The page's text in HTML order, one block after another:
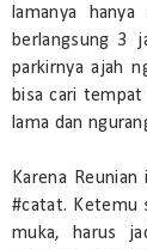
lamanya
berlangsung 3
parkirnya ajah
bisa cari
lama dan
Karena
#catat. Ketemu
muka, harus